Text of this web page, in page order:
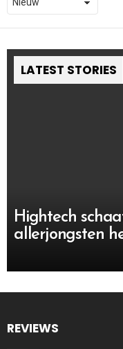
LATEST STORIES
Hightech
allerjongsten
REVIEWS